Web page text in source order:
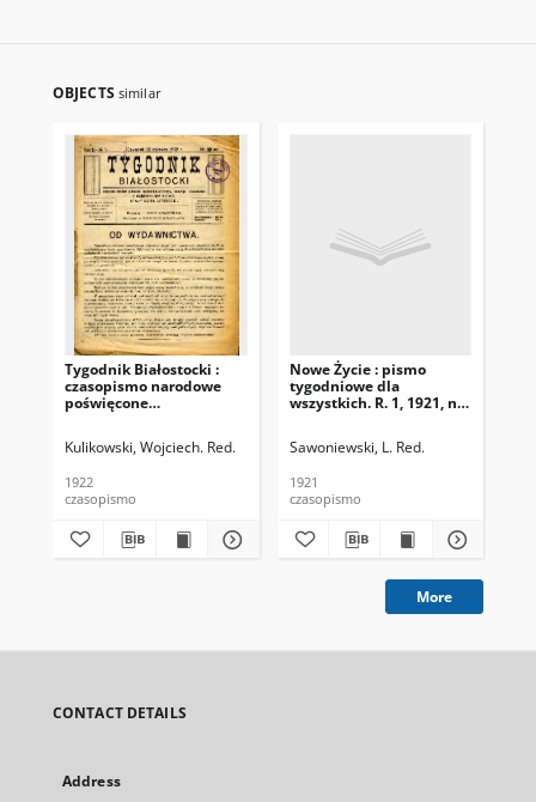
OBJECTS similar
Tygodnik Białostocki :
czasopismo narodowe
poświęcone
i ekonomicznym z
miejscowych. 1922 R. 1
Nr 1
Kulikowski, Wojciech. Red.
1922
czasopismo
Nowe Życie : pismo
tygodniowe dla
wszystkich. R. 1, 1921, nr
Sawoniewski, L. Red.
1921
czasopismo
More
CONTACT DETAILS
Address